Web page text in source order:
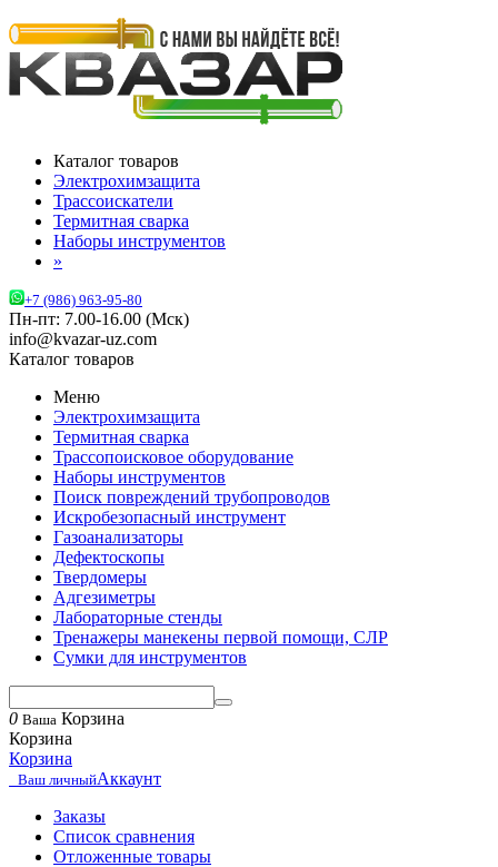
Каталог товаров
Электрохимзащита
Трассоискатели
Термитная сварка
Наборы инструментов
»
+7 (986) 963-95-80
Пн-пт: 7.00-16.00 (Мск)
info@kvazar-uz.com
Каталог товаров
Меню
Электрохимзащита
Термитная сварка
Трассопоисковое оборудование
Наборы инструментов
Поиск повреждений трубопроводов
Искробезопасный инструмент
Газоанализаторы
Дефектоскопы
Твердомеры
Адгезиметры
Лабораторные стенды
Тренажеры манекены первой помощи, СЛР
Сумки для инструментов
0 Ваша Корзина
Корзина
Корзина
Ваш личныйАккаунт
Заказы
Список сравнения
Отложенные товары